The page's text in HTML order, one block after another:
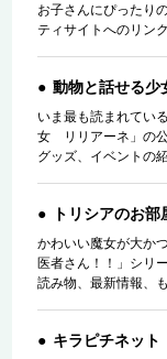
お子さんにぴったり
ティサイトへのリン
動物と話せる
いま最も読まれてい
女 リリアーネ」の
グッズ、イベントの
トリシアのお部
かわいい魔女が大か
医者さん！！」シリ
読み物、最新情報、
キラピチネット